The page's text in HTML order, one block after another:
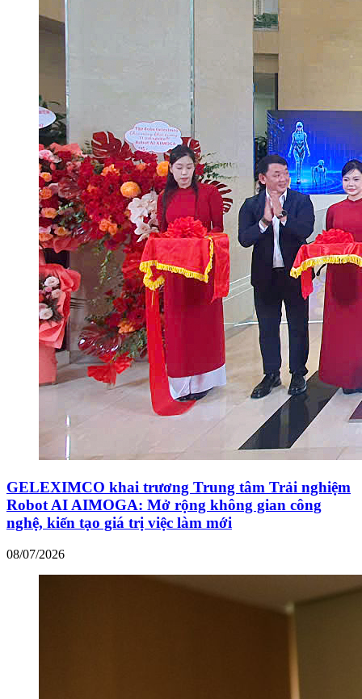
GELEXIMCO khai trương Trung tâm Trải nghiệm
Robot AI AIMOGA: Mở rộng không gian công
nghệ, kiến tạo giá trị việc làm mới
08/07/2026